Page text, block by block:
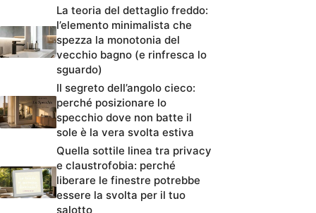
La teoria del dettaglio freddo:
l’elemento minimalista che
spezza la monotonia del
vecchio bagno (e rinfresca lo
sguardo)
Il segreto dell’angolo cieco:
perché posizionare lo
specchio dove non batte il
sole è la vera svolta estiva
Quella sottile linea tra privacy
e claustrofobia: perché
liberare le finestre potrebbe
essere la svolta per il tuo
salotto